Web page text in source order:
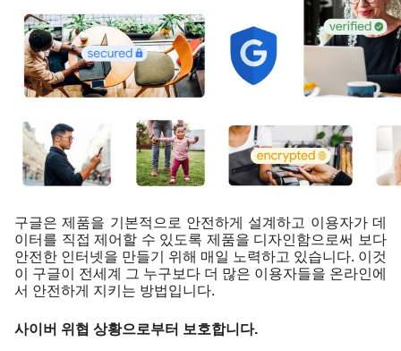
구글은 제품을 기본적으로 안전하게 설계하고 이용자가 데
이터를 직접 제어할 수 있도록 제품을 디자인함으로써 보다
안전한 인터넷을 만들기 위해 매일 노력하고 있습니다. 이것
이 구글이 전세계 그 누구보다 더 많은 이용자들을 온라인에
서 안전하게 지키는 방법입니다.
사이버 위협 상황으로부터 보호합니다.